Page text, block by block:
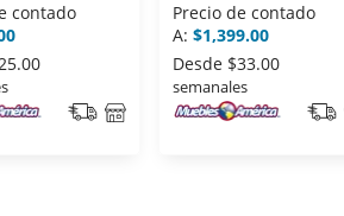
contado
Precio de contado
A: $1,399.00
Desde $33.00
semanales